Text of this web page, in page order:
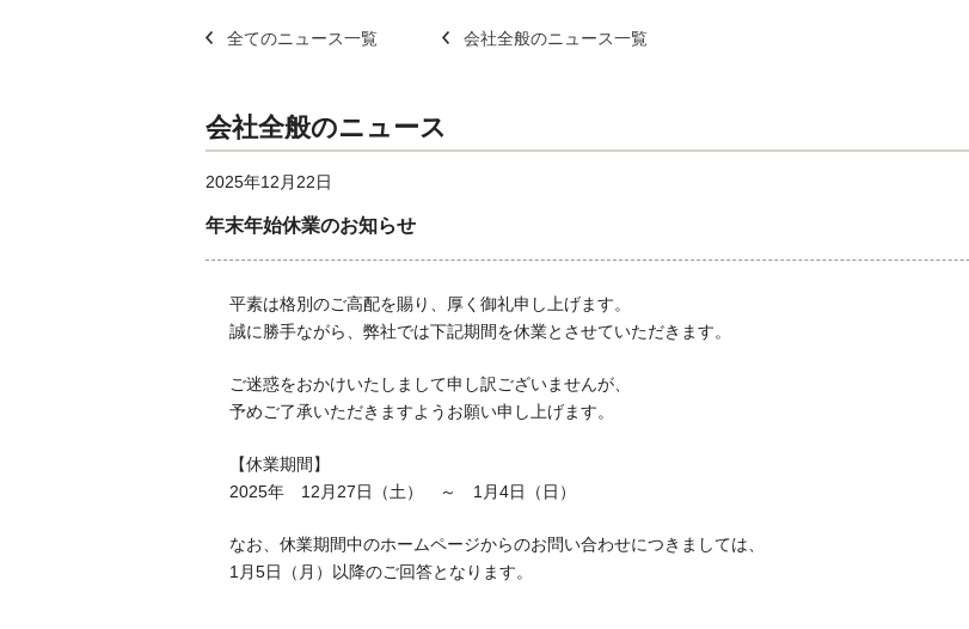
全てのニュース一覧 会社全般のニュース一覧
会社全般のニュース
2025年12月22日
年末年始休業のお知らせ
平素は格別のご高配を賜り、厚く御礼申し上げます。
誠に勝手ながら、弊社では下記期間を休業とさせていただきます。
ご迷惑をおかけいたしまして申し訳ございませんが、
予めご了承いただきますようお願い申し上げます。
【休業期間】
2025年 12月27日（土） ～ 1月4日（日）
なお、休業期間中のホームページからのお問い合わせにつきましては、
1月5日（月）以降のご回答となります。